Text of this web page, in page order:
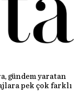
gündem yaratan
pek çok farklı